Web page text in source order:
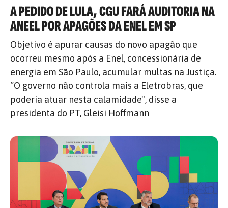
A PEDIDO DE LULA, CGU FARÁ AUDITORIA NA
ANEEL POR APAGÕES DA ENEL EM SP
Objetivo é apurar causas do novo apagão que
ocorreu mesmo após a Enel, concessionária de
energia em São Paulo, acumular multas na Justiça.
“O governo não controla mais a Eletrobras, que
poderia atuar nesta calamidade", disse a
presidenta do PT, Gleisi Hoffmann